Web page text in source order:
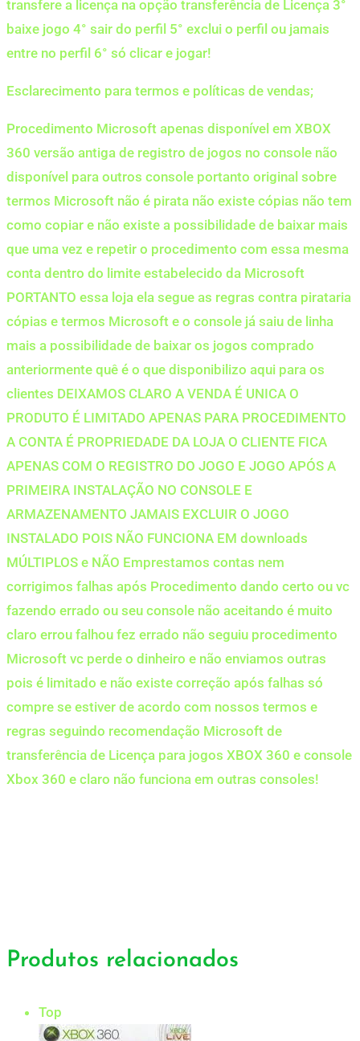
transfere a licença na opção transferência de Licença 3°
baixe jogo 4° sair do perfil 5° exclui o perfil ou jamais
entre no perfil 6° só clicar e jogar!
Esclarecimento para termos e políticas de vendas;
Procedimento Microsoft apenas disponível em XBOX
360 versão antiga de registro de jogos no console não
disponível para outros console portanto original sobre
termos Microsoft não é pirata não existe cópias não tem
como copiar e não existe a possibilidade de baixar mais
que uma vez e repetir o procedimento com essa mesma
conta dentro do limite estabelecido da Microsoft
PORTANTO essa loja ela segue as regras contra pirataria
cópias e termos Microsoft e o console já saiu de linha
mais a possibilidade de baixar os jogos comprado
anteriormente quê é o que disponibilizo aqui para os
clientes DEIXAMOS CLARO A VENDA É UNICA O
PRODUTO É LIMITADO APENAS PARA PROCEDIMENTO
A CONTA É PROPRIEDADE DA LOJA O CLIENTE FICA
APENAS COM O REGISTRO DO JOGO E JOGO APÓS A
PRIMEIRA INSTALAÇÃO NO CONSOLE E
ARMAZENAMENTO JAMAIS EXCLUIR O JOGO
INSTALADO POIS NÃO FUNCIONA EM downloads
MÚLTIPLOS e NÃO Emprestamos contas nem
corrigimos falhas após Procedimento dando certo ou vc
fazendo errado ou seu console não aceitando é muito
claro errou falhou fez errado não seguiu procedimento
Microsoft vc perde o dinheiro e não enviamos outras
pois é limitado e não existe correção após falhas só
compre se estiver de acordo com nossos termos e
regras seguindo recomendação Microsoft de
transferência de Licença para jogos XBOX 360 e console
Xbox 360 e claro não funciona em outras consoles!
Produtos relacionados
Top